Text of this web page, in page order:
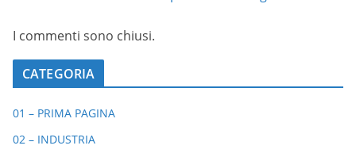
I commenti sono chiusi.
CATEGORIA
01 – PRIMA PAGINA
02 – INDUSTRIA